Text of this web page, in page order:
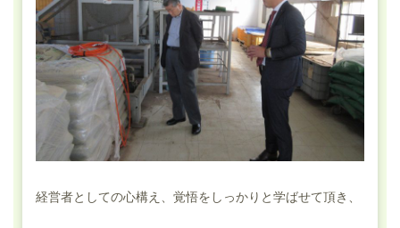
経営者としての心構え、覚悟をしっかりと学ばせて頂き、